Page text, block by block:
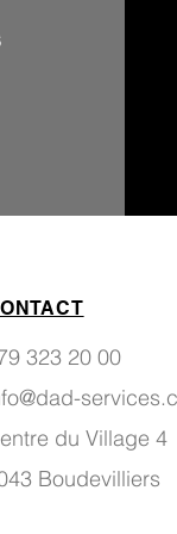
323 20 00
du Village 4
Boudevilliers